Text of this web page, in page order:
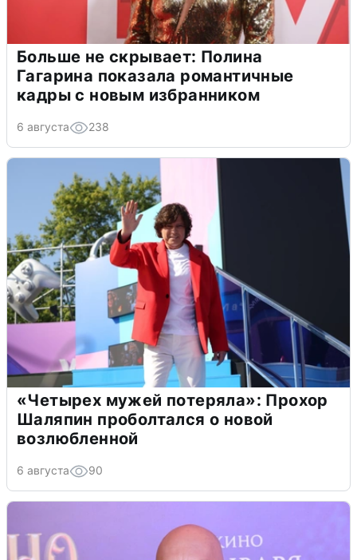
Больше не скрывает: Полина
Гагарина показала романтичные
кадры с новым избранником
6 августа 238
«Четырех мужей потеряла»: Прохор
Шаляпин проболтался о новой
возлюбленной
6 августа 90